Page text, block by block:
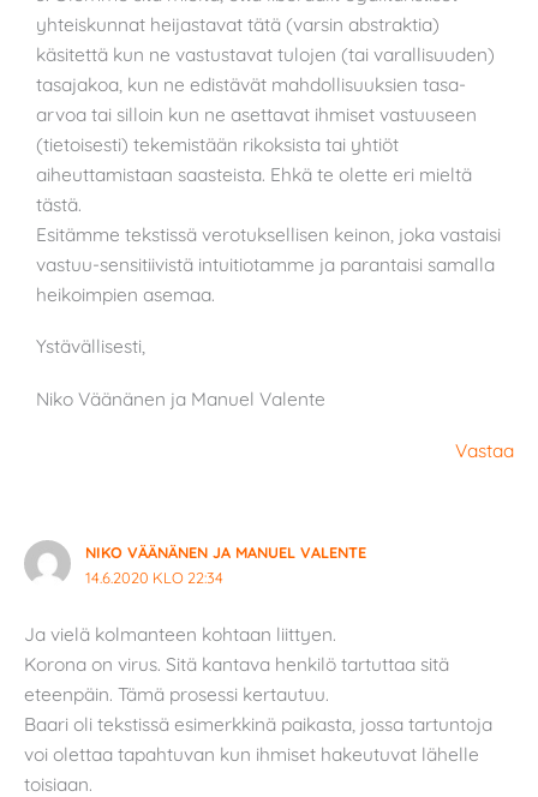
yhteiskunnat heijastavat tätä (varsin abstraktia)
käsitettä kun ne vastustavat tulojen (tai varallisuuden)
tasajakoa, kun ne edistävät mahdollisuuksien tasa-
arvoa tai silloin kun ne asettavat ihmiset vastuuseen
(tietoisesti) tekemistään rikoksista tai yhtiöt
aiheuttamistaan saasteista. Ehkä te olette eri mieltä
tästä.
Esitämme tekstissä verotuksellisen keinon, joka vastaisi
vastuu-sensitiivistä intuitiotamme ja parantaisi samalla
heikoimpien asemaa.
Ystävällisesti,
Niko Väänänen ja Manuel Valente
Vastaa
NIKO VÄÄNÄNEN JA MANUEL VALENTE
14.6.2020 KLO 22:34
Ja vielä kolmanteen kohtaan liittyen.
Korona on virus. Sitä kantava henkilö tartuttaa sitä
eteenpäin. Tämä prosessi kertautuu.
Baari oli tekstissä esimerkkinä paikasta, jossa tartuntoja
voi olettaa tapahtuvan kun ihmiset hakeutuvat lähelle
toisiaan.